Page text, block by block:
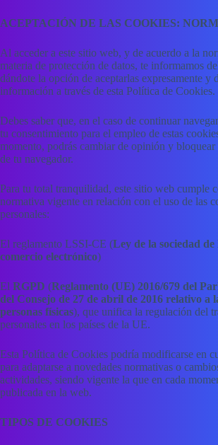
ACEPTACIÓN DE LAS COOKIES:
Al acceder a este sitio web, y de acuerdo a la
materia de protección de datos, te informamos
dándote la opción de aceptarlas expresamente y
información a través de esta Política de Cookies.
Debes saber que, en el caso de continuar
tu consentimiento para el empleo de estas
momento, podrás cambiar de opinión y
de tu navegador.
Para tu total tranquilidad, este sitio web cumple
normativa vigente en relación con el uso de las
personales:
El reglamento LSSI-CE (Ley de la sociedad
comercio electrónico)
El RGPD (Reglamento (UE) 2016/679 del
del Consejo de 27 de abril de 2016 relativo a
personas físicas), que unifica la regulación del
personales en los países de la UE.
Esta Política de Cookies podría modificarse en
para adaptarse a novedades normativas o
actividades, siendo vigente la que en cada
publicada en la web.
TIPOS DE COOKIES